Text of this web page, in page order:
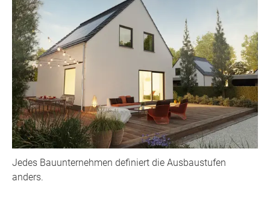
Jedes Bauunternehmen definiert die Ausbaustufen
anders.